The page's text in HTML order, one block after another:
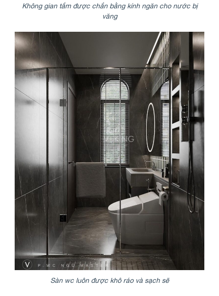
Không gian tắm được chắn bằng kính ngăn cho nước bị
văng
Sàn wc luôn được khô ráo và sạch sẽ